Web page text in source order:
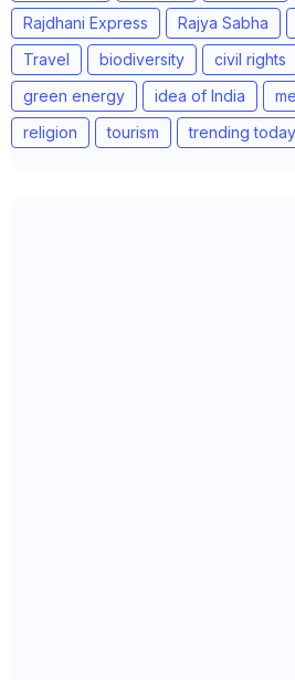
Rajdhani Express
Rajya Sabha
Travel
biodiversity civil rights
green energy
idea of India
religion
tourism trending